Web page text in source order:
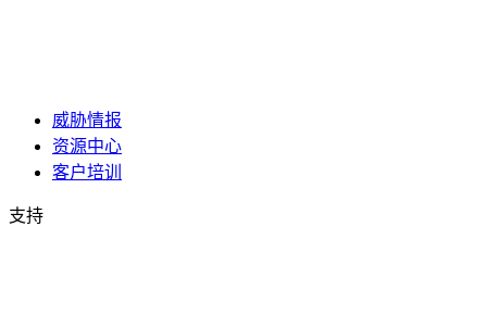
威胁情报
资源中心
客户培训
支持